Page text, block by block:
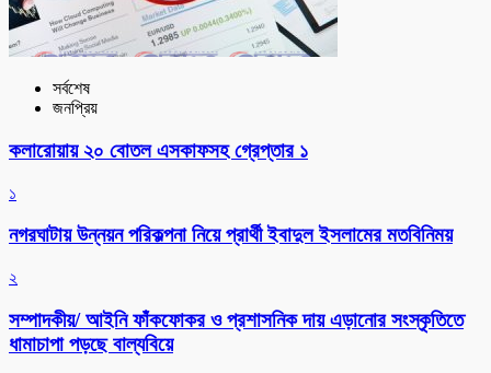
সর্বশেষ
জনপ্রিয়
কলারোয়ায় ২০ বোতল এসকাফসহ গ্রেপ্তার ১
১
নগরঘাটায় উন্নয়ন পরিকল্পনা নিয়ে প্রার্থী ইবাদুল ইসলামের মতবিনিময়
২
সম্পাদকীয়/ আইনি ফাঁকফোকর ও প্রশাসনিক দায় এড়ানোর সংস্কৃতিতে
ধামাচাপা পড়ছে বাল্যবিয়ে